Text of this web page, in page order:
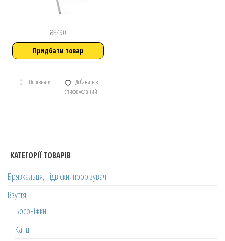
₴3490
Придбати товар
Порівняти
Добавить в
список желаний
КАТЕГОРІЇ ТОВАРІВ
Брязкальця, підвіски, прорізувачі
Взуття
Босоніжки
Капці